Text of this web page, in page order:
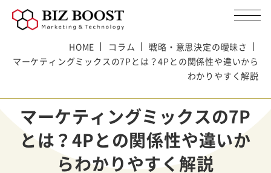
HOME コラム
戦略・意思決定の曖昧さ
マーケティングミックスの7Pとは？4Pとの関係性や違いから
わかりやすく解説
マーケティングミックスの7P
とは？4Pとの関係性や違いか
らわかりやすく解説